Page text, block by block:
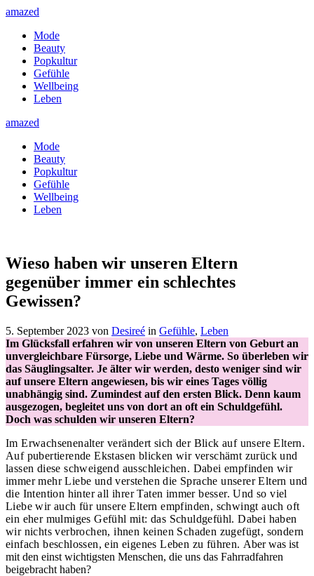
amazed
Mode
Beauty
Popkultur
Gefühle
Wellbeing
Leben
amazed
Mode
Beauty
Popkultur
Gefühle
Wellbeing
Leben
Wieso haben wir unseren Eltern
gegenüber immer ein schlechtes
Gewissen?
5. September 2023 von Desireé in Gefühle, Leben
Im Glücksfall erfahren wir von unseren Eltern von Geburt an
unvergleichbare Fürsorge, Liebe und Wärme. So überleben wir
das Säuglingsalter. Je älter wir werden, desto weniger sind wir
auf unsere Eltern angewiesen, bis wir eines Tages völlig
unabhängig sind. Zumindest auf den ersten Blick. Denn kaum
ausgezogen, begleitet uns von dort an oft ein Schuldgefühl.
Doch was schulden wir unseren Eltern?
Im Erwachsenenalter verändert sich der Blick auf unsere Eltern.
Auf pubertierende Ekstasen blicken wir verschämt zurück und
lassen diese schweigend ausschleichen. Dabei empfinden wir
immer mehr Liebe und verstehen die Sprache unserer Eltern und
die Intention hinter all ihrer Taten immer besser. Und so viel
Liebe wir auch für unsere Eltern empfinden, schwingt auch oft
ein eher mulmiges Gefühl mit: das Schuldgefühl. Dabei haben
wir nichts verbrochen, ihnen keinen Schaden zugefügt, sondern
einfach beschlossen, ein eigenes Leben zu führen. Aber was ist
mit den einst wichtigsten Menschen, die uns das Fahrradfahren
beigebracht haben?